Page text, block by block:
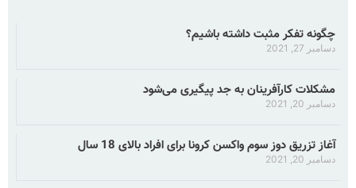
چگونه تفکر مثبت داشته باشیم؟
دسامبر 27, 2021
مشکلات کارآفرینان به جد پیگیری می‌شود
دسامبر 20, 2021
آغاز تزریق دوز سوم واکسن کرونا برای افراد بالای 18 سال
دسامبر 20, 2021